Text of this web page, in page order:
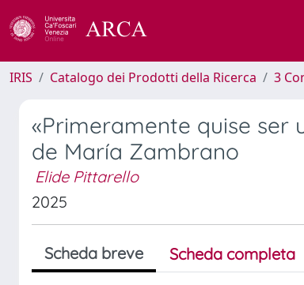
IRIS Catalogo dei Prodotti della Ricerca 3
«Primeramente quise ser
de María Zambrano
Elide Pittarello
2025
Scheda breve Scheda completa